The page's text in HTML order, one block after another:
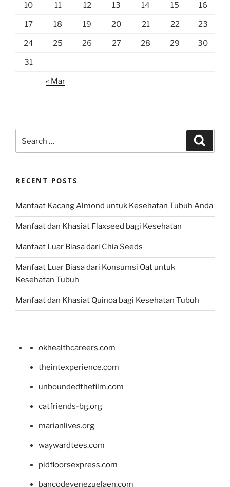
10 11 12 13 14 15 16
17 18 19 20 21 22 23
24 25 26 27 28 29 30
31
« Mar
for:
RECENT POSTS
Manfaat Kacang Almond untuk Kesehatan Tubuh Anda
Manfaat dan Khasiat Flaxseed bagi Kesehatan
Manfaat Luar Biasa dari Chia Seeds
Manfaat Luar Biasa dari Konsumsi Oat untuk
Kesehatan Tubuh
Manfaat dan Khasiat Quinoa bagi Kesehatan Tubuh
okhealthcareers.com
theintexperience.com
unboundedthefilm.com
catfriends-bg.org
marianlives.org
waywardtees.com
pidfloorsexpress.com
bancodevenezuelaen.com